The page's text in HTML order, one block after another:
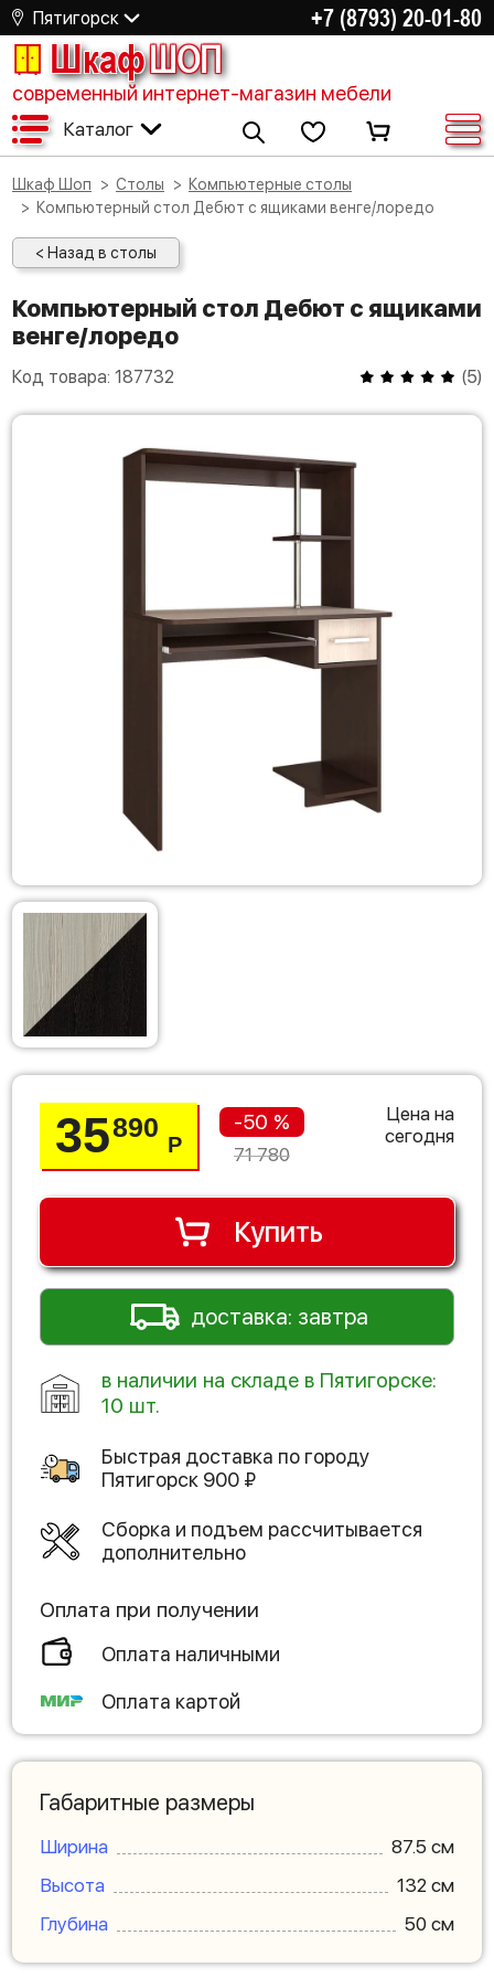
Пятигорск +7 (8793) 20-01-80
ШкафШОП
современный интернет-магазин мебели
Каталог
Шкаф Шоп Столы
Компьютерные столы
Компьютерный стол Дебют с ящиками венге/лоредо
< Назад в столы
Компьютерный стол Дебют с ящиками
венге/лоредо
Код товара: 187732 (5)
35890
Р
-50 %
71 780
Цена на
сегодня
Купить
доставка: завтра
в наличии на складе в Пятигорске:
10 шт.
Быстрая доставка по городу
Пятигорск 900 ₽
Сборка и подъем рассчитывается
дополнительно
Оплата при получении
Оплата наличными
Оплата картой
Габаритные размеры
Ширина
87.5 см
Высота
132 см
Глубина
50 см